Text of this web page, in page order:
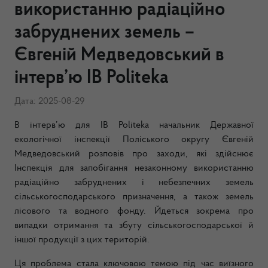
використанню радіаційно
забруднених земель –
Євгеній Медведовський в
інтерв’ю ІВ Politeka
Дата: 2025-08-29
В інтерв’ю для ІВ Politeka начальник Державної
екологічної інспекції Поліського округу Євгеній
Медведовський розповів про заходи, які здійснює
Інспекція для запобігання незаконному використанню
радіаційно забруднених і небезпечних земель
сільськогосподарського призначення, а також земель
лісового та водного фонду. Йдеться зокрема про
випадки отримання та збуту сільськогосподарської й
іншої продукції з цих територій.
Ця проблема стала ключовою темою під час виїзного